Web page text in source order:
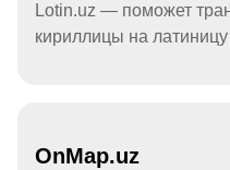
Lotin.uz — поможет
кириллицы на
OnMap.uz